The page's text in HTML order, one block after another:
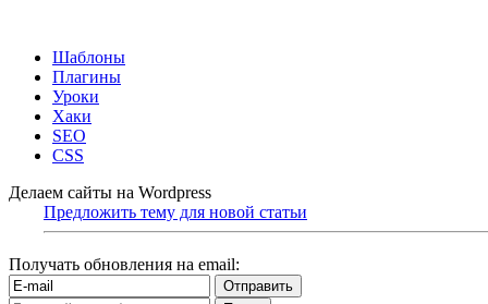
Шаблоны
Плагины
Уроки
Хаки
SEO
CSS
Делаем сайты на Wordpress
Предложить тему для новой статьи
Получать обновления на email: